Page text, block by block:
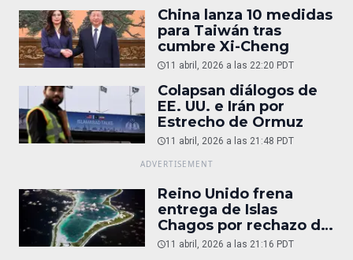
China lanza 10 medidas
para Taiwán tras
cumbre Xi-Cheng
11 abril, 2026 a las 22:20 PDT
Colapsan diálogos de
EE. UU. e Irán por
Estrecho de Ormuz
11 abril, 2026 a las 21:48 PDT
Reino Unido frena
entrega de Islas
Chagos por rechazo de
Trump
11 abril, 2026 a las 21:16 PDT